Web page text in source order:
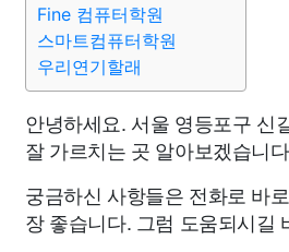
Fine 컴퓨터학원
스마트컴퓨터학원
우리연기할래
안녕하세요. 서울 영등포구 신
잘 가르치는 곳 알아보겠습니
궁금하신 사항들은 전화로 바
장 좋습니다. 그럼 도움되시길